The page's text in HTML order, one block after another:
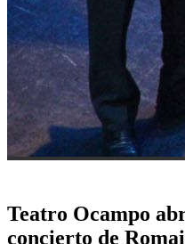
Teatro Ocampo
concierto de